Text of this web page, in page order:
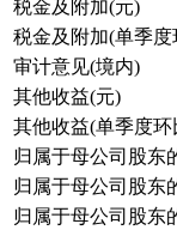
税金及附加(元)
税金及附加(单季度
审计意见(境内)
其他收益(元)
其他收益(单季度环
归属于母公司股东
归属于母公司股东
归属于母公司股东